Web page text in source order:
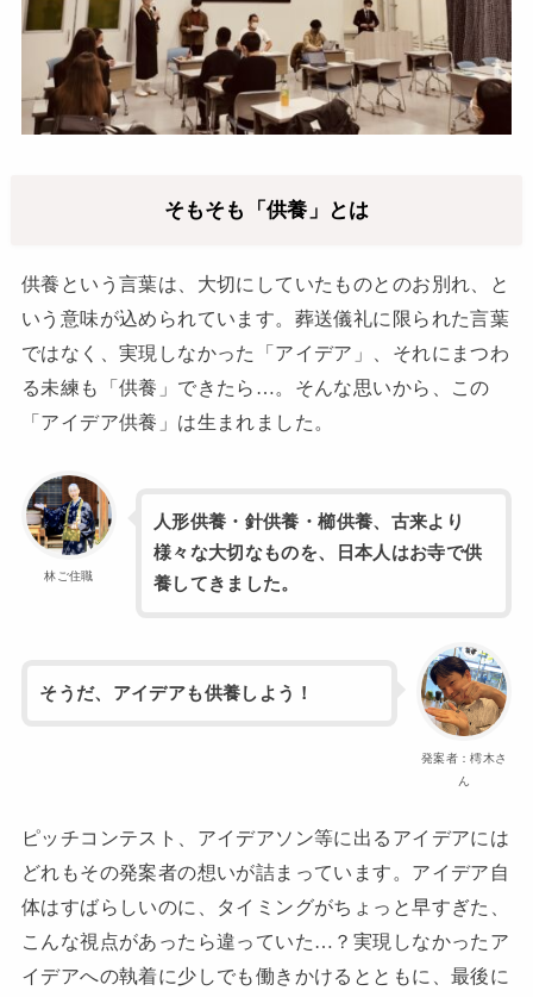
そもそも「供養」とは
供養という言葉は、大切にしていたものとのお別れ、と
いう意味が込められています。葬送儀礼に限られた言葉
ではなく、実現しなかった「アイデア」、それにまつわ
る未練も「供養」できたら…。そんな思いから、この
「アイデア供養」は生まれました。
林ご住職
人形供養・針供養・櫛供養、古来より
様々な大切なものを、日本人はお寺で供
養してきました。
発案者：樗木さ
ん
そうだ、アイデアも供養しよう！
ピッチコンテスト、アイデアソン等に出るアイデアには
どれもその発案者の想いが詰まっています。アイデア自
体はすばらしいのに、タイミングがちょっと早すぎた、
こんな視点があったら違っていた…？実現しなかったア
イデアへの執着に少しでも働きかけるとともに、最後に